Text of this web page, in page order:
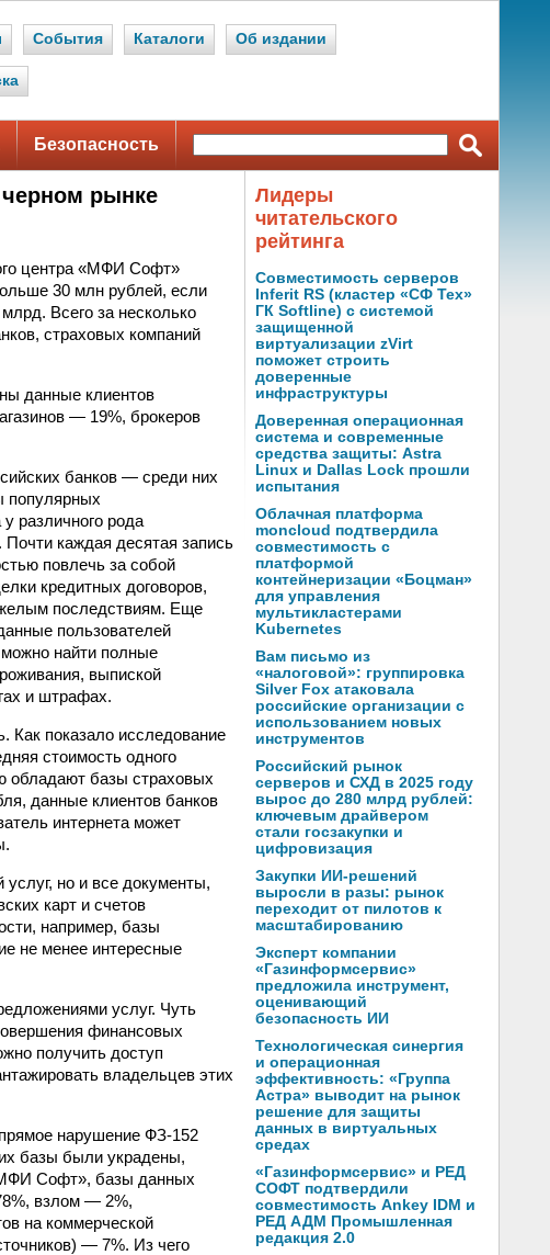
События Каталоги Об издании
Безопасность
рынке
центра «МФИ Софт»
30 млн рублей, если
Всего за несколько
страховых компаний
данные клиентов
— 19%, брокеров
банков — среди них
популярных
различного рода
каждая десятая запись
повлечь за собой
кредитных договоров,
последствиям. Еще
пользователей
найти полные
выпиской
и штрафах.
Как показало исследование
стоимость одного
обладают базы страховых
данные клиентов банков
интернета может
но и все документы,
карт и счетов
например, базы
не менее интересные
услуг. Чуть
финансовых
получить доступ
владельцев этих
нарушение ФЗ-152
базы были украдены,
Софт», базы данных
взлом — 2%,
на коммерческой
— 7%. Из чего
Лидеры
читательского
рейтинга
Совместимость серверов
Inferit RS (кластер «СФ Тех»
ГК Softline) с системой
защищенной
виртуализации zVirt
поможет строить
доверенные
инфраструктуры
Доверенная операционная
система и современные
средства защиты: Astra
Linux и Dallas Lock прошли
испытания
Облачная платформа
moncloud подтвердила
совместимость с
платформой
контейнеризации «Боцман»
для управления
мультикластерами
Kubernetes
Вам письмо из
«налоговой»: группировка
Silver Fox атаковала
российские организации с
использованием новых
инструментов
Российский рынок
серверов и СХД в 2025 году
вырос до 280 млрд рублей:
ключевым драйвером
стали госзакупки и
цифровизация
Закупки ИИ-решений
выросли в разы: рынок
переходит от пилотов к
масштабированию
Эксперт компании
«Газинформсервис»
предложила инструмент,
оценивающий
безопасность ИИ
Технологическая синергия
и операционная
эффективность: «Группа
Астра» выводит на рынок
решение для защиты
данных в виртуальных
средах
«Газинформсервис» и РЕД
СОФТ подтвердили
совместимость Ankey IDM и
РЕД АДМ Промышленная
редакция 2.0